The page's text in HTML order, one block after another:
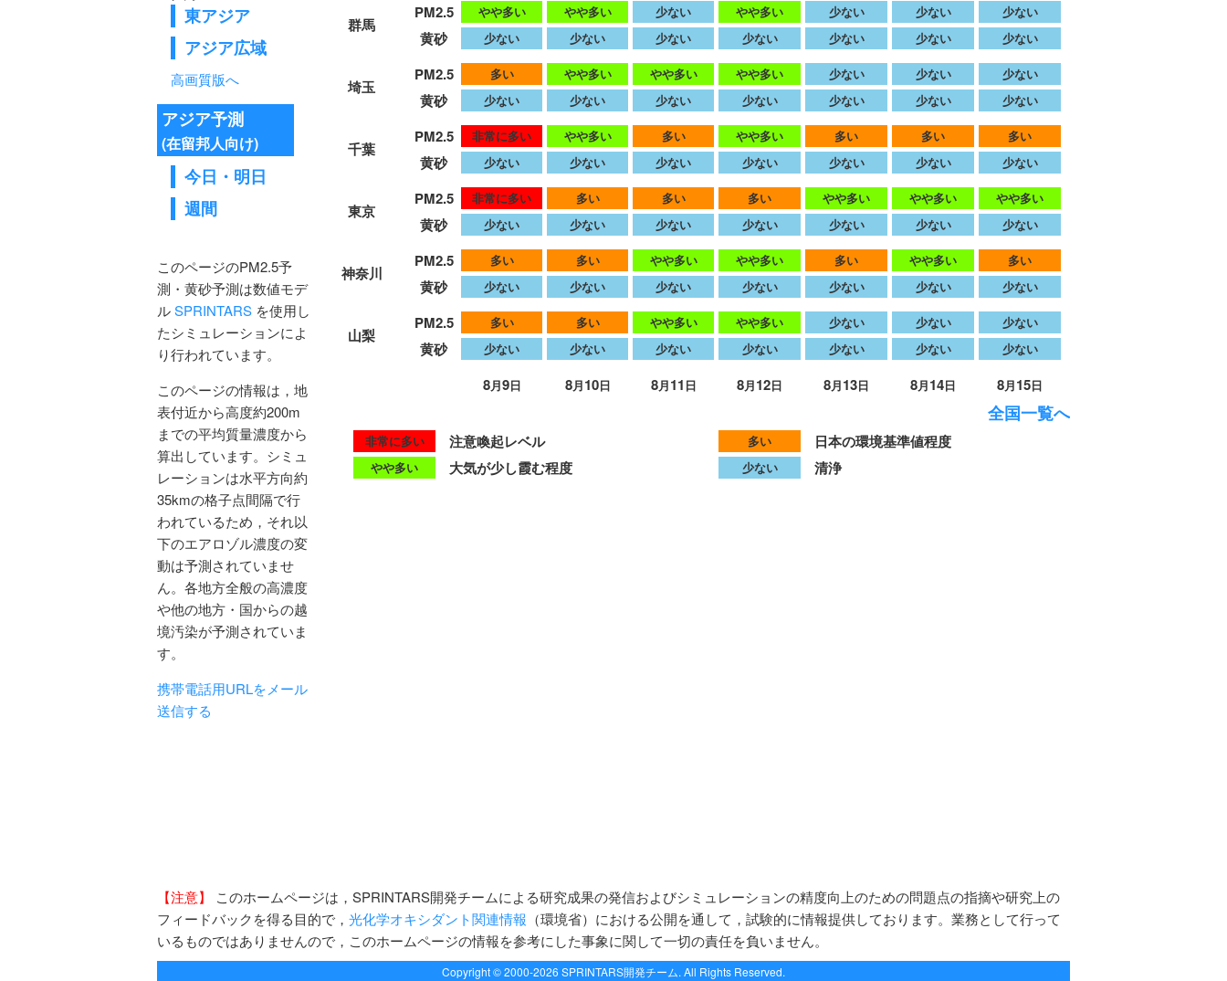
東アジア
アジア広域
高画質版へ
アジア予測
(在留邦人向け)
今日・明日
週間
このページのPM2.5予
測・黄砂予測は数値モデ
ルSPRINTARS を使用し
たシミュレーションによ
り行われています。
このページの情報は，地
表付近から高度約200m
までの平均質量濃度から
算出しています。シミュ
レーションは水平方向約
35kmの格子点間隔で行
われているため，それ以
下のエアロゾル濃度の変
動は予測されていませ
ん。各地方全般の高濃度
や他の地方・国からの越
境汚染が予測されていま
す。
携帯電話用URLをメール
送信する
【注意】
このホームページは，SPRINTARS開発チームによる研究成果の発信およびシミュレーションの精度向上のための問題点の指摘や研究上の
フィードバックを得る目的で， 光化学オキシダント関連情報 （環境省）における公開を通して，試験的に情報提供しております。業務として行って
いるものではありませんので，このホームページの情報を参考にした事象に関して一切の責任を負いません。
Copyright © 2000-2026 SPRINTARS開発チーム. All Rights Reserved.